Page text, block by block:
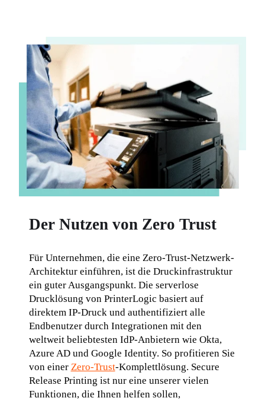
Der Nutzen von Zero Trust
Für Unternehmen, die eine Zero-Trust-Netzwerk-
Architektur einführen, ist die Druckinfrastruktur
ein guter Ausgangspunkt. Die serverlose
Drucklösung von PrinterLogic basiert auf
direktem IP-Druck und authentifiziert alle
Endbenutzer durch Integrationen mit den
weltweit beliebtesten IdP-Anbietern wie Okta,
Azure AD und Google Identity. So profitieren Sie
von einer Zero-Trust-Komplettlösung. Secure
Release Printing ist nur eine unserer vielen
Funktionen, die Ihnen helfen sollen,